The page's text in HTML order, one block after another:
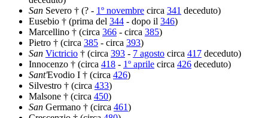
San Severo † (? - 1º novembre circa 341 deceduto)
Eusebio † (prima del 344 - dopo il 346)
Marcellino † (circa 366 - circa 385)
Pietro † (circa 385 - circa 393)
San Victricio † (circa 393 - 7 agosto circa 417 deceduto)
Innocenzo † (circa 418 - 1º aprile circa 426 deceduto)
Sant'Evodio I † (circa 426)
Silvestro † (circa 433)
Malsone † (circa 450)
San Germano † (circa 461)